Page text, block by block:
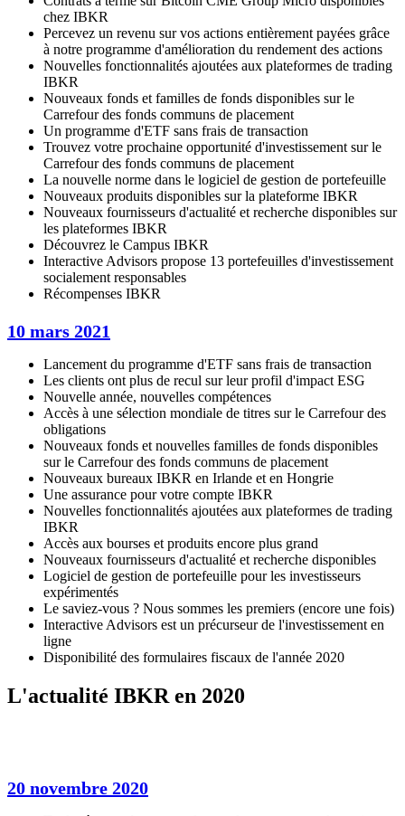
chez IBKR
Percevez un revenu sur vos actions entièrement payées grâce
à notre programme d'amélioration du rendement des actions
Nouvelles fonctionnalités ajoutées aux plateformes de trading
IBKR
Nouveaux fonds et familles de fonds disponibles sur le
Carrefour des fonds communs de placement
Un programme d'ETF sans frais de transaction
Trouvez votre prochaine opportunité d'investissement sur le
Carrefour des fonds communs de placement
La nouvelle norme dans le logiciel de gestion de portefeuille
Nouveaux produits disponibles sur la plateforme IBKR
Nouveaux fournisseurs d'actualité et recherche disponibles sur
les plateformes IBKR
Découvrez le Campus IBKR
Interactive Advisors propose 13 portefeuilles d'investissement
socialement responsables
Récompenses IBKR
10 mars 2021
Lancement du programme d'ETF sans frais de transaction
Les clients ont plus de recul sur leur profil d'impact ESG
Nouvelle année, nouvelles compétences
Accès à une sélection mondiale de titres sur le Carrefour des
obligations
Nouveaux fonds et nouvelles familles de fonds disponibles
sur le Carrefour des fonds communs de placement
Nouveaux bureaux IBKR en Irlande et en Hongrie
Une assurance pour votre compte IBKR
Nouvelles fonctionnalités ajoutées aux plateformes de trading
IBKR
Accès aux bourses et produits encore plus grand
Nouveaux fournisseurs d'actualité et recherche disponibles
Logiciel de gestion de portefeuille pour les investisseurs
expérimentés
Le saviez-vous ? Nous sommes les premiers (encore une fois)
Interactive Advisors est un précurseur de l'investissement en
ligne
Disponibilité des formulaires fiscaux de l'année 2020
L'actualité IBKR en 2020
20 novembre 2020